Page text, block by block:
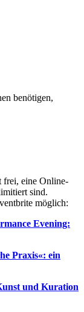
benötigen,
frei, eine Online-
sind.
möglich:
Evening:
Praxis«: ein
und Kuration